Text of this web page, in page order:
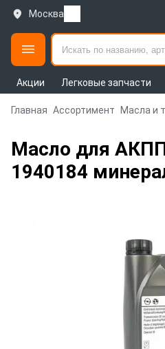
Москва
Акции Легковые запчасти
Главная Ассортимент Масла и
Масло для
1940184